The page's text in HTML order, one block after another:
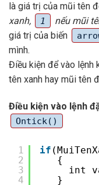
là giá trị của mũi tên
xanh,
1 nếu mũi
giá trị của biến
mình.
Điều kiện để vào lệnh
tên xanh hay mũi tên
Điều kiện vào lệnh
Ontick()
1
2
3
4
if
{
int
}